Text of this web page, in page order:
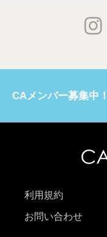
CAメンバー募集中！
利用規約
お問い合わせ